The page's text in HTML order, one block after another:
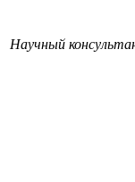
Научный